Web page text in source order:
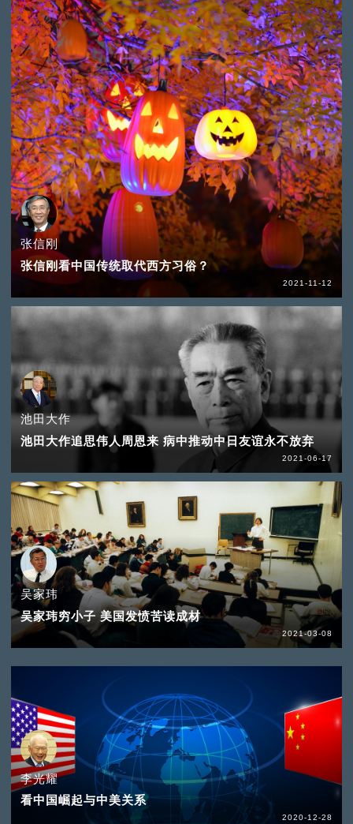
张信刚
张信刚看中国传统取代西方习俗？
2021-11-12
池田大作
池田大作追思伟人周恩来 病中推动中日友谊永不放弃
2021-06-17
吴家玮
吴家玮穷小子 美国发愤苦读成材
2021-03-08
李光耀
看中国崛起与中美关系
2020-12-28